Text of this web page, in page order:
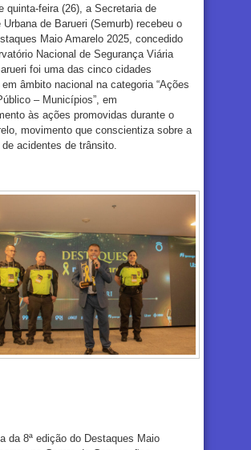
quinta-feira (26), a Secretaria de
Urbana de Barueri (Semurb) recebeu o
Maio Amarelo 2025, concedido
Nacional de Segurança Viária
foi uma das cinco cidades
âmbito nacional na categoria “Ações
– Municípios”, em
às ações promovidas durante o
movimento que conscientiza sobre a
acidentes de trânsito.
da 8ª edição do Destaques Maio